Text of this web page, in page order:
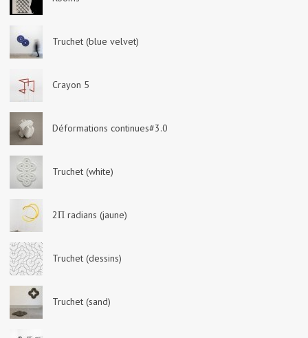
Truchet (blue velvet)
Crayon 5
Déformations continues#3.0
Truchet (white)
2Π radians (jaune)
Truchet (dessins)
Truchet (sand)